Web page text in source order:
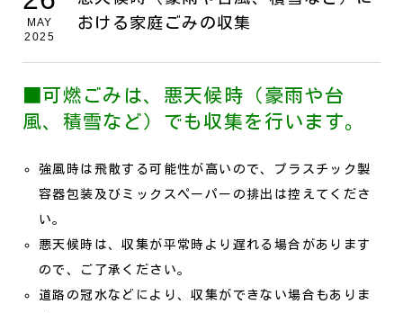
MAY
2025
おける家庭ごみの収集
■可燃ごみは、悪天候時（豪雨や台
風、積雪など）でも収集を行います。
強風時は飛散する可能性が高いので、プラスチック製
容器包装及びミックスペーパーの排出は控えてくださ
い。
悪天候時は、収集が平常時より遅れる場合があります
ので、ご了承ください。
道路の冠水などにより、収集ができない場合もありま